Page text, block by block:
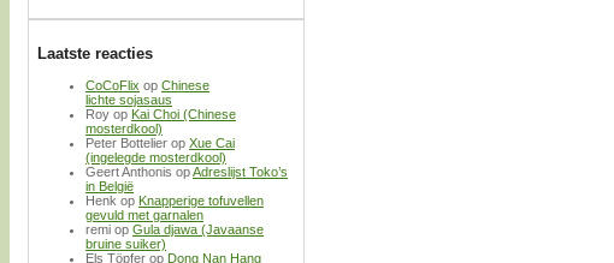
Laatste reacties
CoCoFlix op Chinese
lichte sojasaus
Roy op Kai Choi (Chinese
mosterdkool)
Peter Bottelier op Xue Cai
(ingelegde mosterdkool)
Geert Anthonis opAdreslijst Toko’s
in België
Henk op Knapperige tofuvellen
gevuld met garnalen
remi op Gula djawa (Javaanse
bruine suiker)
Els Töpfer op Dong Nan Hang